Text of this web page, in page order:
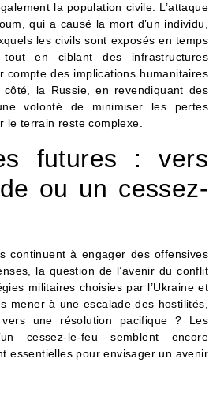
la population civile. L’attaque
qui a causé la mort d’un individu,
les civils sont exposés en temps
tout en ciblant des infrastructures
compte des implications humanitaires
la Russie, en revendiquant des
volonté de minimiser les pertes
le terrain reste complexe.
futures : vers
ou un cessez-
continuent à engager des offensives
la question de l’avenir du conflit
militaires choisies par l’Ukraine et
mener à une escalade des hostilités,
une résolution pacifique ? Les
cessez-le-feu semblent encore
essentielles pour envisager un avenir